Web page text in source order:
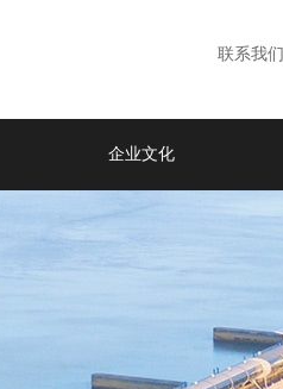
联系我们
企业文化